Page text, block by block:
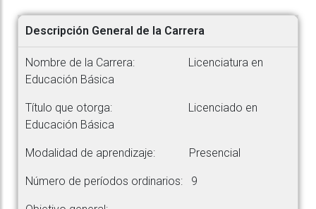
Descripción General de la Carrera
Nombre de la Carrera: Licenciatura en
Educación Básica
Título que otorga: Licenciado en
Educación Básica
Modalidad de aprendizaje: Presencial
Número de períodos ordinarios: 9